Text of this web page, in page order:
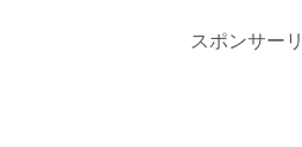
スポンサー